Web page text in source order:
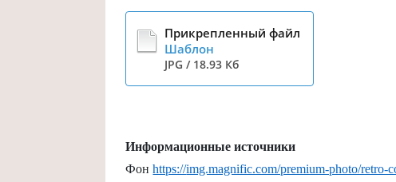
Шаблон
JPG / 18.93 Кб
Информационные источники
Фонhttps://img.magnific.com/premium-photo/retro-